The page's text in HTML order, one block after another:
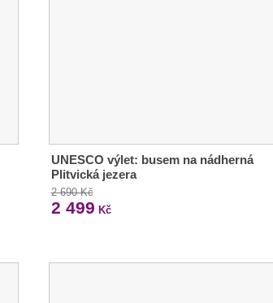
UNESCO výlet: busem na nádherná
Plitvická jezera
2 690 Kč
2 499 Kč